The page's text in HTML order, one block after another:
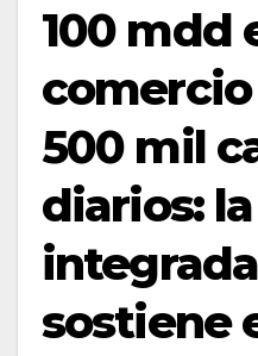
100 mdd
500 mil
diarios:
sostiene